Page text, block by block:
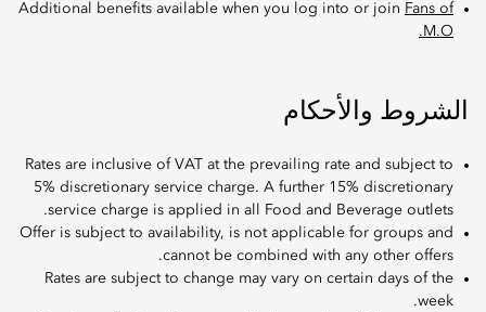
Additional benefits available when you log into or join Fans of
M.O.
الشروط والأحكام
Rates are inclusive of VAT at the prevailing rate and subject to
5% discretionary service charge. A further 15% discretionary
service charge is applied in all Food and Beverage outlets.
Offer is subject to availability, is not applicable for groups and
cannot be combined with any other offers.
Rates are subject to change may vary on certain days of the
week.